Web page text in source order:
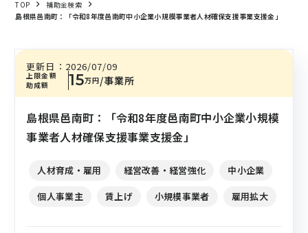
TOP
補助金検索
島根県邑南町：「令和8年度邑南町中小企業小規模事業者人材確保支援事業支援金」
上限金額
助成額
15万円/事業所
更新日： 2026/07/09
島根県邑南町：「令和8年度邑南町中小企業小規模
事業者人材確保支援事業支援金」
人材育成・雇用 経営改善・経営強化
中小企業
個人事業主
賃上げ 小規模事業者 雇用拡大